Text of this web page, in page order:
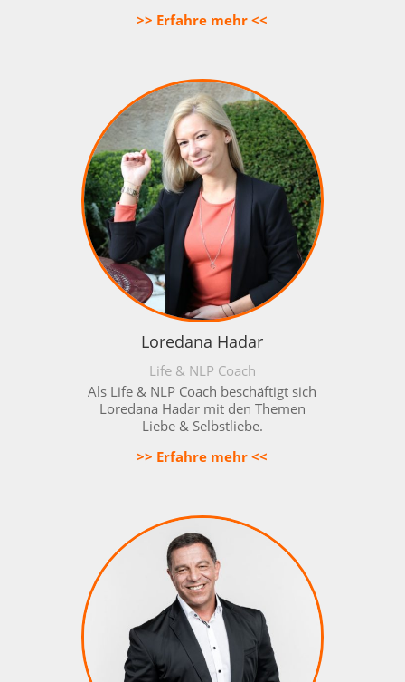
>> Erfahre mehr <<
Loredana Hadar
Life & NLP Coach
Als Life & NLP Coach beschäftigt sich
Loredana Hadar mit den Themen
Liebe & Selbstliebe.
>> Erfahre mehr <<